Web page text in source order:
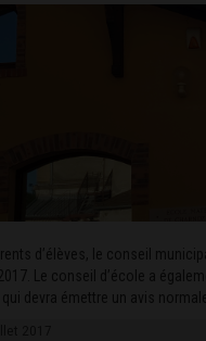
d’élèves, le conseil
Le conseil d’école a
devra émettre un avis